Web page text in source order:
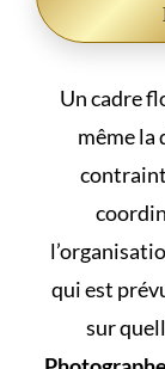
Un cadre
même la
qui est
sur